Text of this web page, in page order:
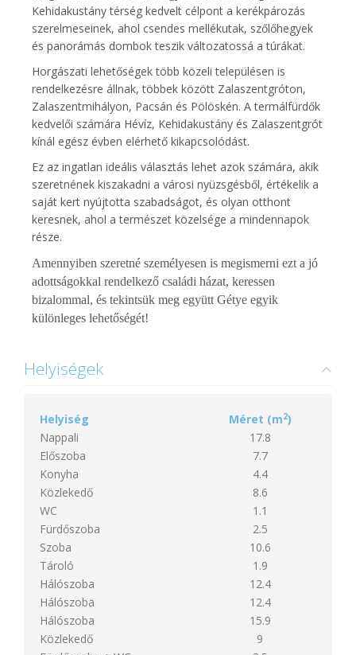
Kehidakustány térség kedvelt célpont a kerékpározás
szerelmeseinek, ahol csendes mellékutak, szőlőhegyek
és panorámás dombok teszik változatossá a túrákat.
Horgászati lehetőségek több közeli településen is
rendelkezésre állnak, többek között Zalaszentgróton,
Zalaszentmihályon, Pacsán és Pölöskén. A termálfürdők
kedvelői számára Hévíz, Kehidakustány és Zalaszentgrót
kínál egész évben elérhető kikapcsolódást.
Ez az ingatlan ideális választás lehet azok számára, akik
szeretnének kiszakadni a városi nyüzsgésből, értékelik a
saját kert nyújtotta szabadságot, és olyan otthont
keresnek, ahol a természet közelsége a mindennapok
része.
Amennyiben szeretné személyesen is megismerni ezt a jó
adottságokkal rendelkező családi házat, keressen
bizalommal, és tekintsük meg együtt Gétye egyik
különleges lehetőségét!
Helyiségek
Helyiség Méret (m2)
Nappali
17.8
Előszoba
7.7
Konyha
4.4
Közlekedő
8.6
WC
1.1
Fürdőszoba
2.5
Szoba
10.6
Tároló
1.9
Hálószoba
12.4
Hálószoba
12.4
Hálószoba
15.9
Közlekedő
9